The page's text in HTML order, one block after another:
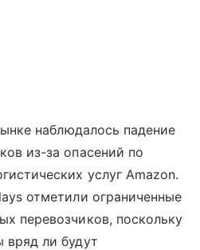
наблюдалось падение
из-за опасений по
услуг Amazon.
отметили ограниченные
перевозчиков, поскольку
вряд ли будут